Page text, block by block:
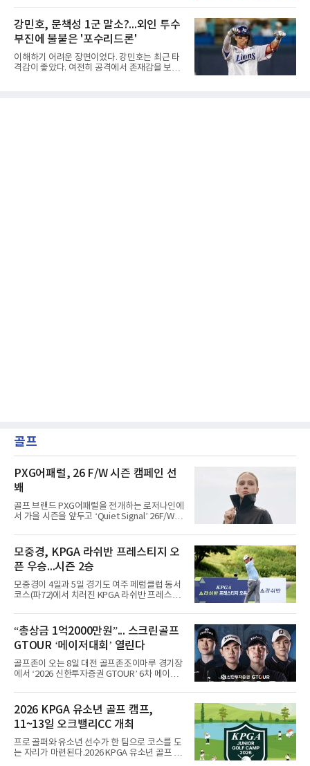
리츠와 마이애미 말린스를 거쳐 메츠에 둥지를
틀며 반등을 노렸으나
한국중고배구 2차연맹전 준우승팀 수성고는 4
일 충북 제천 대원대 민송체육관에서 열린 대회
8강전에서 진주동명고를 상대로 공격력이 호조
를 보이며 세트스코어 3-1(25-19, 25-22, 21-
25, 25-23)으로 꺾었다. 인하부고도 부산동성고
를 맞아 뛰어난 조직력을 바탕으로 삼아 3-0(25-
19, 25-19, 25-23)으로 완승을 거두고 4강에 합
강민호, 문책성 1군 말소?...외인 투수
부진에 불붙은 '포수리드론'
이해하기 어려운 장면이었다. 강민호는 최근 타
격감이 좋았다. 여전히 공격에서 존재감을 보여
골프
PXG어패럴, 26 F/W 시즌 캠페인 선
봬
골프 브랜드 PXG어패럴을 전개하는 로저나인에
서 가을 시즌을 앞두고 ‘Quiet Signal’ 26F/W
베이지·그레이 톤의 스트라이프 라인업이 연다.
스윙 자켓, 에센셜 스웨터, 우븐 베스트, 와이드
팬츠 등 필드와 일상의 경계를 허무는 셋업 스타
일링을 제안한다. 입체적인 레이어드를 위한 아
이템들로 구성됐다.8월에는 ‘다마스커스’ 캡슐
을 선보인다. 매트 실버 포인트와 자카드, 엠보
스, 톤온톤 프린트 기법의 다마스커스 올오버 패
대하는 한편, 리사이클 기반의 ‘리울’ 충전재를
적용해 경량성과
모중경, KPGA 라쉬반 프레스티지 오
픈 우승...시즌 2승
모중경이 4일과 5일 경기도 여주 페럼클럽 동서
코스(파72)에서 치러진 KPGA 라쉬반 프레스티
드 합계 8언더파 136타를 적어내며 한국프로골
프 챔피언스투어 시즌 2승째를 신고했다.우승
상금은 2천400만원이다. 이번 우승으로 챔피언
스투어 통산 7승 고지를 밟았다.5언더파 139타
를 친 장익제와 최호성이 공동 2위를 나눠 가졌
고, 4언더파 140타의 손준호가 4위에 자리했다.
“총상금 1억2000만원”... 스크린골프
GTOUR ‘메이저대회’ 열린다
골프존이 오는 8일 대전 골프존조이마루 경기장
에서 ‘2026 신한투자증권 GTOUR’ 6차 메이저
대회는 총상금 1억 2천만원 규모로, 우승자에게
는 상금 2천 5백만원과 대상&신인상 포인트 3천
점을 지급하고 3년간의 GTOUR 시드권을 부여
한다. KPGA 투어프로 중 1, 2라운드 합산 1위에
게는 오는 9월 17일부터 20일까지 골프존카운
티 선산에서 열리는 KPGA ‘골프존 오픈’ 출전권
을 부여한다.대회는 골프존 투비전NX플러스 투
2026 KPGA 유소년 골프 캠프,
11~13일 오크밸리CC 개최
프로 골퍼와 유소년 선수가 한 팀으로 코스를 도
는 자리가 마련된다.2026 KPGA 유소년 골프 캠